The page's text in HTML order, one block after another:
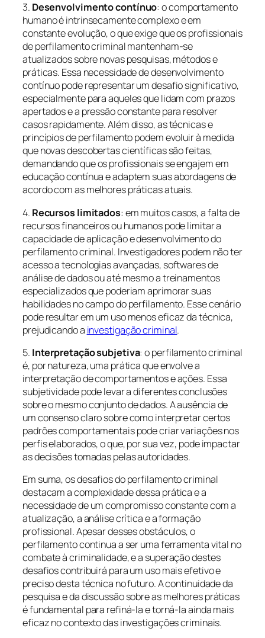
3. Desenvolvimento contínuo: o comportamento
humano é intrinsecamente complexo e em
constante evolução, o que exige que os profissionais
de perfilamento criminal mantenham-se
atualizados sobre novas pesquisas, métodos e
práticas. Essa necessidade de desenvolvimento
contínuo pode representar um desafio significativo,
especialmente para aqueles que lidam com prazos
apertados e a pressão constante para resolver
casos rapidamente. Além disso, as técnicas e
princípios de perfilamento podem evoluir à medida
que novas descobertas científicas são feitas,
demandando que os profissionais se engajem em
educação contínua e adaptem suas abordagens de
acordo com as melhores práticas atuais.
4. Recursos limitados: em muitos casos, a falta de
recursos financeiros ou humanos pode limitar a
capacidade de aplicação e desenvolvimento do
perfilamento criminal. Investigadores podem não ter
acesso a tecnologias avançadas, softwares de
análise de dados ou até mesmo a treinamentos
especializados que poderiam aprimorar suas
habilidades no campo do perfilamento. Esse cenário
pode resultar em um uso menos eficaz da técnica,
prejudicando a investigação criminal.
5. Interpretação subjetiva: o perfilamento criminal
é, por natureza, uma prática que envolve a
interpretação de comportamentos e ações. Essa
subjetividade pode levar a diferentes conclusões
sobre o mesmo conjunto de dados. A ausência de
um consenso claro sobre como interpretar certos
padrões comportamentais pode criar variações nos
perfis elaborados, o que, por sua vez, pode impactar
as decisões tomadas pelas autoridades.
Em suma, os desafios do perfilamento criminal
destacam a complexidade dessa prática e a
necessidade de um compromisso constante com a
atualização, a análise crítica e a formação
profissional. Apesar desses obstáculos, o
perfilamento continua a ser uma ferramenta vital no
combate à criminalidade, e a superação destes
desafios contribuirá para um uso mais efetivo e
preciso desta técnica no futuro. A continuidade da
pesquisa e da discussão sobre as melhores práticas
é fundamental para refiná-la e torná-la ainda mais
eficaz no contexto das investigações criminais.